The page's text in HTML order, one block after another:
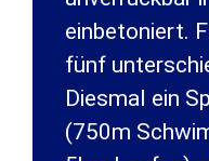
einbetoniert.
fünf
Diesmal ein
(750m